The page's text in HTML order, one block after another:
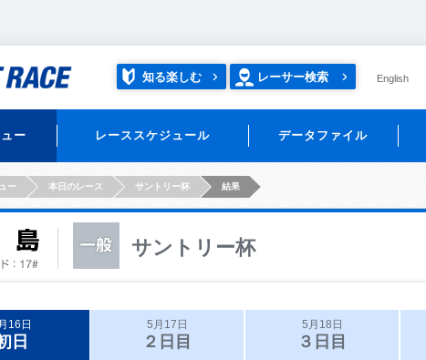
知る楽しむ レーサー検索 English
ー レーススケジュール データファイル
ー 本日のレース サントリー杯 結果
サントリー杯
16日
日
5月17日
２日目
5月18日
３日目